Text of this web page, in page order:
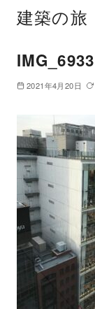
建築の旅
IMG_6933
2021年4月20日